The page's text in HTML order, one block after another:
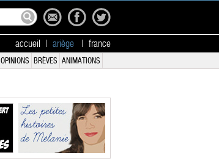
accueil ariège france
OPINIONS BRÈVES ANIMATIONS